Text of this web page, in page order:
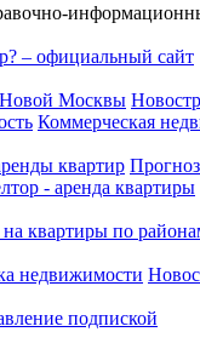
– официальный сайт
Москвы
Коммерческая
квартир
- аренда квартиры
квартиры по
недвижимости
подпиской